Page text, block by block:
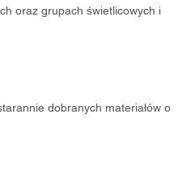
oraz grupach świetlicowych i
dobranych materiałów o